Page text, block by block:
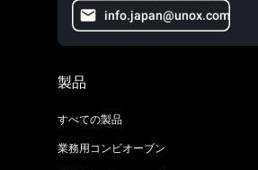
info.japan@unox.com
製品
すべての製品
業務用コンビオーブン